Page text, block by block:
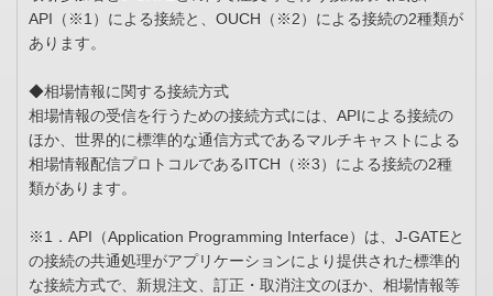
API（※1）による接続と、OUCH（※2）による接続の2種類が
あります。
◆相場情報に関する接続方式
相場情報の受信を行うための接続方式には、APIによる接続の
ほか、世界的に標準的な通信方式であるマルチキャストによる
相場情報配信プロトコルであるITCH（※3）による接続の2種
類があります。
※1．API（Application Programming Interface）は、J-GATEと
の接続の共通処理がアプリケーションにより提供された標準的
な接続方式で、新規注文、訂正・取消注文のほか、相場情報等